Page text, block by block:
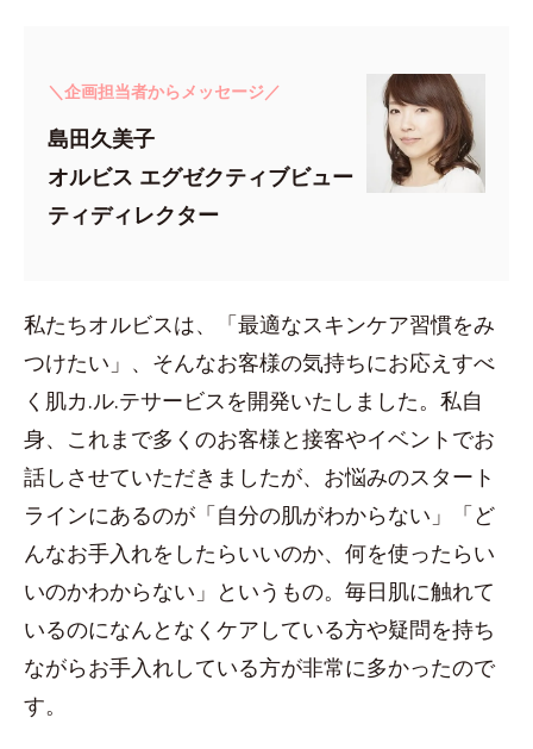
＼企画担当者からメッセージ／
島田久美子
オルビス エグゼクティブビュー
ティディレクター
私たちオルビスは、「最適なスキンケア習慣をみ
つけたい」、そんなお客様の気持ちにお応えすべ
く肌カ.ル.テサービスを開発いたしました。私自
身、これまで多くのお客様と接客やイベントでお
話しさせていただきましたが、お悩みのスタート
ラインにあるのが「自分の肌がわからない」「ど
んなお手入れをしたらいいのか、何を使ったらい
いのかわからない」というもの。毎日肌に触れて
いるのになんとなくケアしている方や疑問を持ち
ながらお手入れしている方が非常に多かったので
す。